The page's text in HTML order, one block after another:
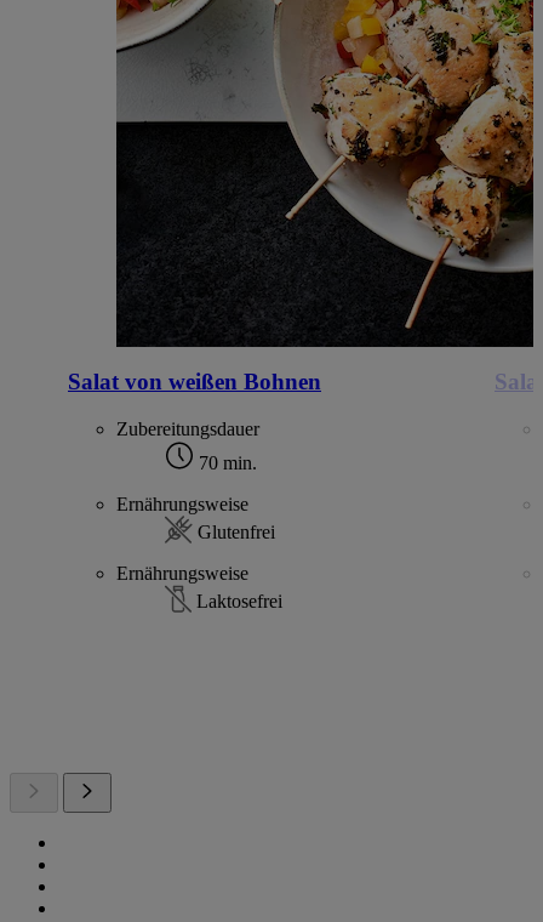
Salat von weißen Bohnen
Zubereitungsdauer
70 min.
Ernährungsweise
Glutenfrei
Ernährungsweise
Laktosefrei